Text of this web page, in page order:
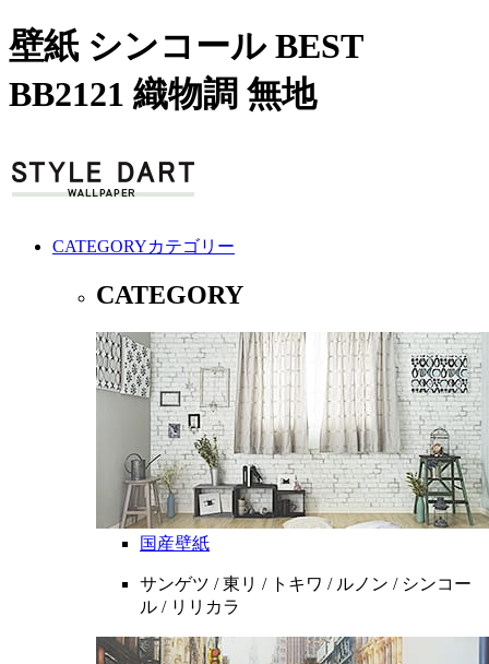
壁紙 シンコール BEST
BB2121 織物調 無地
CATEGORYカテゴリー
CATEGORY
国産壁紙
サンゲツ / 東リ / トキワ / ルノン / シンコー
ル / リリカラ